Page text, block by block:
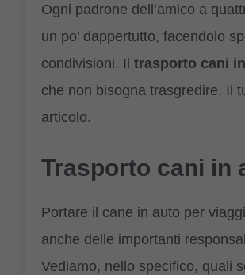
Ogni padrone dell’amico a
un po’ dappertutto, facendolo
condivisioni. Il trasporto cani
che non bisogna trasgredire. Il
articolo.
Trasporto cani in
Portare il cane in auto per
anche delle importanti
Vediamo, nello specifico, quali